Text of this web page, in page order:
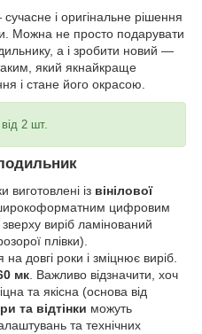
і оригінальне рішення
Можна не просто подарувати
а і зробити новий —
який якнайкраще
і стане його окрасою.
2 шт.
із вінілової
цифровим
виріб ламінований
плівки).
довгі роки і зміцнює виріб.
мк. Важливо відзначити, хоч
та якісна (основа від
та відтінки можуть
та технічних